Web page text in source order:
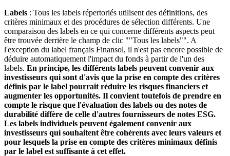
Labels : Tous les labels répertoriés utilisent des définitions, des
critères minimaux et des procédures de sélection différents. Une
comparaison des labels en ce qui concerne différents aspects peut
être trouvée derrière le champ de clic ""Tous les labels"". A
l'exception du label français Finansol, il n'est pas encore possible de
déduire automatiquement l'impact du fonds à partir de l'un des
labels. En principe, les différents labels peuvent convenir aux
investisseurs qui sont d'avis que la prise en compte des critères
définis par le label pourrait réduire les risques financiers et
augmenter les opportunités. Il convient toutefois de prendre en
compte le risque que l'évaluation des labels ou des notes de
durabilité diffère de celle d'autres fournisseurs de notes ESG.
Les labels individuels peuvent également convenir aux
investisseurs qui souhaitent être cohérents avec leurs valeurs et
pour lesquels la prise en compte des critères minimaux définis
par le label est suffisante à cet effet.